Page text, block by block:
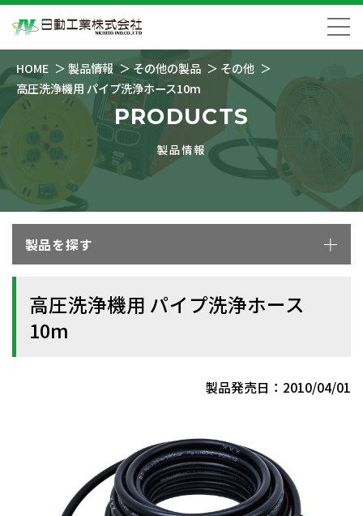
HOME 製品情報 その他の製品
その他
高圧洗浄機用 パイプ洗浄ホース10m
PRODUCTS
製品情報
製品を探す
高圧洗浄機用 パイプ洗浄ホース
10m
製品発売日：2010/04/01